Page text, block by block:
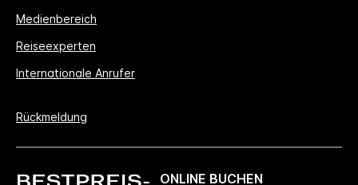
Medienbereich
Reiseexperten
Internationale Anrufer
Rückmeldung
ONLINE BUCHEN